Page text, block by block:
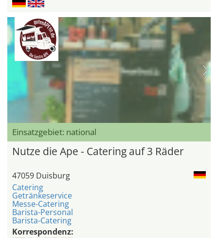
Einsatzgebiet: national
Nutze die Ape - Catering auf 3 Räder
47059 Duisburg
Catering
Getränkeservice
Messe-Catering
Barista-Personal
Barista-Catering
Korrespondenz: